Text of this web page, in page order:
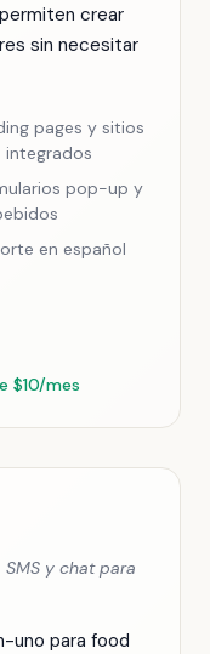
crear
sin necesitar
pages y sitios
integrados
pop-up y
en español
$10/mes
y chat para
uno para food